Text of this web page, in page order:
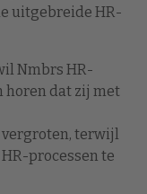
uitgebreide HR-
Nmbrs HR-
horen dat zij met
terwijl
processen te